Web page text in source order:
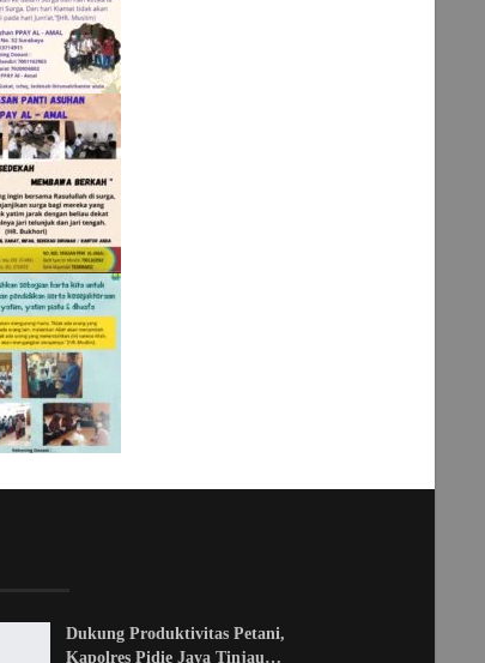
Dukung Produktivitas Petani,
Kapolres Pidie Jaya Tinjau…